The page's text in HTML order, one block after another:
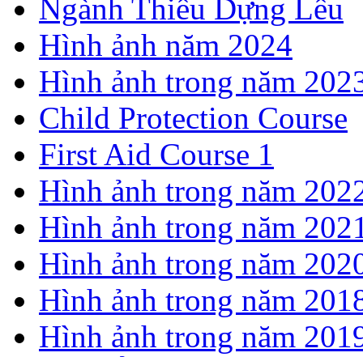
Ngành Thiếu Dựng Lều
Hình ảnh năm 2024
Hình ảnh trong năm
Child Protection Course
First Aid Course 1
Hình ảnh trong năm
Hình ảnh trong năm
Hình ảnh trong năm
Hình ảnh trong năm
Hình ảnh trong năm